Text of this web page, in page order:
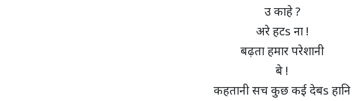
उ काहे ?
अरे हटs ना !
बढ़ता हमार परेशानी
बे !
कहतानी सच कुछ कई देबs हानि